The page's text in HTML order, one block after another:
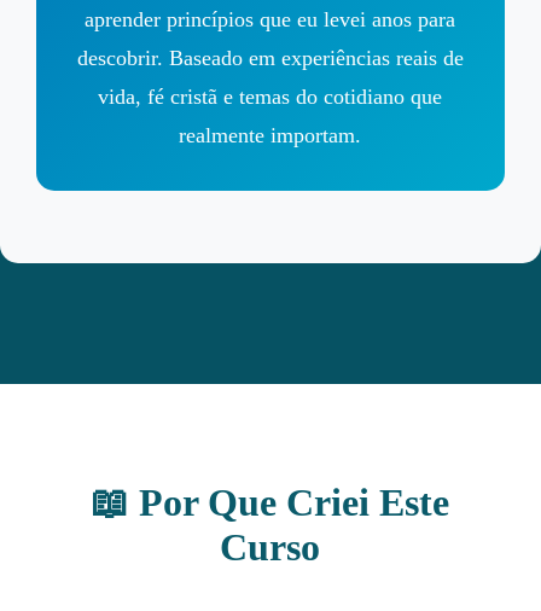
aprender princípios que eu levei anos para
descobrir. Baseado em experiências reais de
vida, fé cristã e temas do cotidiano que
realmente importam.
📖 Por Que Criei Este
Curso